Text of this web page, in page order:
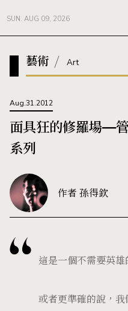
SUN. AUG 09, 2026
藝術 Art
Aug.31.2012
面具狂的修羅場—
系列
作者 孫得欽
這是一個不需要英雄
或者更準確的說，